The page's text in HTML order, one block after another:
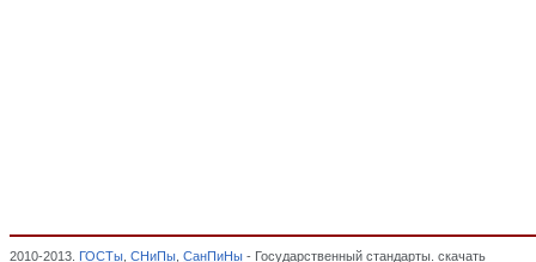
2010-2013. ГОСТы СНиПы СанПиНы - Государственный стандарты. скачать